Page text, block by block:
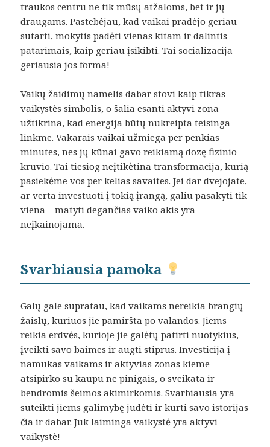
traukos centru ne tik mūsų atžaloms, bet ir jų
draugams. Pastebėjau, kad vaikai pradėjo geriau
sutarti, mokytis padėti vienas kitam ir dalintis
patarimais, kaip geriau įsikibti. Tai socializacija
geriausia jos forma!
Vaikų žaidimų namelis dabar stovi kaip tikras
vaikystės simbolis, o šalia esanti aktyvi zona
užtikrina, kad energija būtų nukreipta teisinga
linkme. Vakarais vaikai užmiega per penkias
minutes, nes jų kūnai gavo reikiamą dozę fizinio
krūvio. Tai tiesiog neįtikėtina transformacija, kurią
pasiekėme vos per kelias savaites. Jei dar dvejojate,
ar verta investuoti į tokią įrangą, galiu pasakyti tik
viena – matyti degančias vaiko akis yra
neįkainojama.
Svarbiausia pamoka
Galų gale supratau, kad vaikams nereikia brangių
žaislų, kuriuos jie pamiršta po valandos. Jiems
reikia erdvės, kurioje jie galėtų patirti nuotykius,
įveikti savo baimes ir augti stiprūs. Investicija į
namukas vaikams ir aktyvias zonas kieme
atsipirko su kaupu ne pinigais, o sveikata ir
bendromis šeimos akimirkomis. Svarbiausia yra
suteikti jiems galimybę judėti ir kurti savo istorijas
čia ir dabar. Juk laiminga vaikystė yra aktyvi
vaikystė!